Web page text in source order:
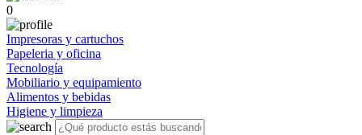
0
Impresoras y cartuchos
Papeleria y oficina
Tecnología
Mobiliario y equipamiento
Alimentos y bebidas
Higiene y limpieza